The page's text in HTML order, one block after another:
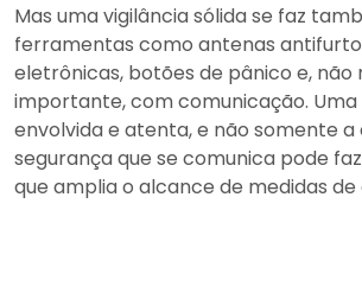
Mas uma vigilância sólida se faz
ferramentas como antenas
eletrônicas, botões de pânico e, não
importante, com comunicação. Uma
envolvida e atenta, e não somente a
segurança que se comunica pode
que amplia o alcance de medidas